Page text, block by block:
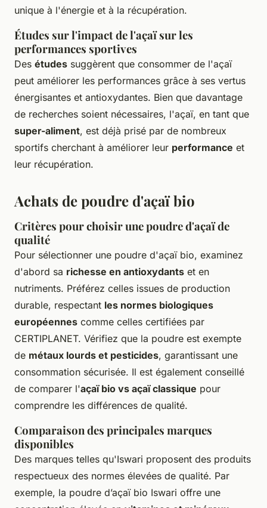
unique à l'énergie et à la récupération.
Études sur l'impact de l'açaï sur les
performances sportives
Des études suggèrent que consommer de l'açaï
peut améliorer les performances grâce à ses vertus
énergisantes et antioxydantes. Bien que davantage
de recherches soient nécessaires, l'açaï, en tant que
super-aliment, est déjà prisé par de nombreux
sportifs cherchant à améliorer leur performance et
leur récupération.
Achats de poudre d'açaï bio
Critères pour choisir une poudre d'açaï de
qualité
Pour sélectionner une poudre d'açaï bio, examinez
d'abord sa richesse en antioxydants et en
nutriments. Préférez celles issues de production
durable, respectant les normes biologiques
européennes comme celles certifiées par
CERTIPLANET. Vérifiez que la poudre est exempte
de métaux lourds et pesticides, garantissant une
consommation sécurisée. Il est également conseillé
de comparer l'açaï bio vs açaï classique pour
comprendre les différences de qualité.
Comparaison des principales marques
disponibles
Des marques telles qu'Iswari proposent des produits
respectueux des normes élevées de qualité. Par
exemple, la poudre d’açaï bio Iswari offre une